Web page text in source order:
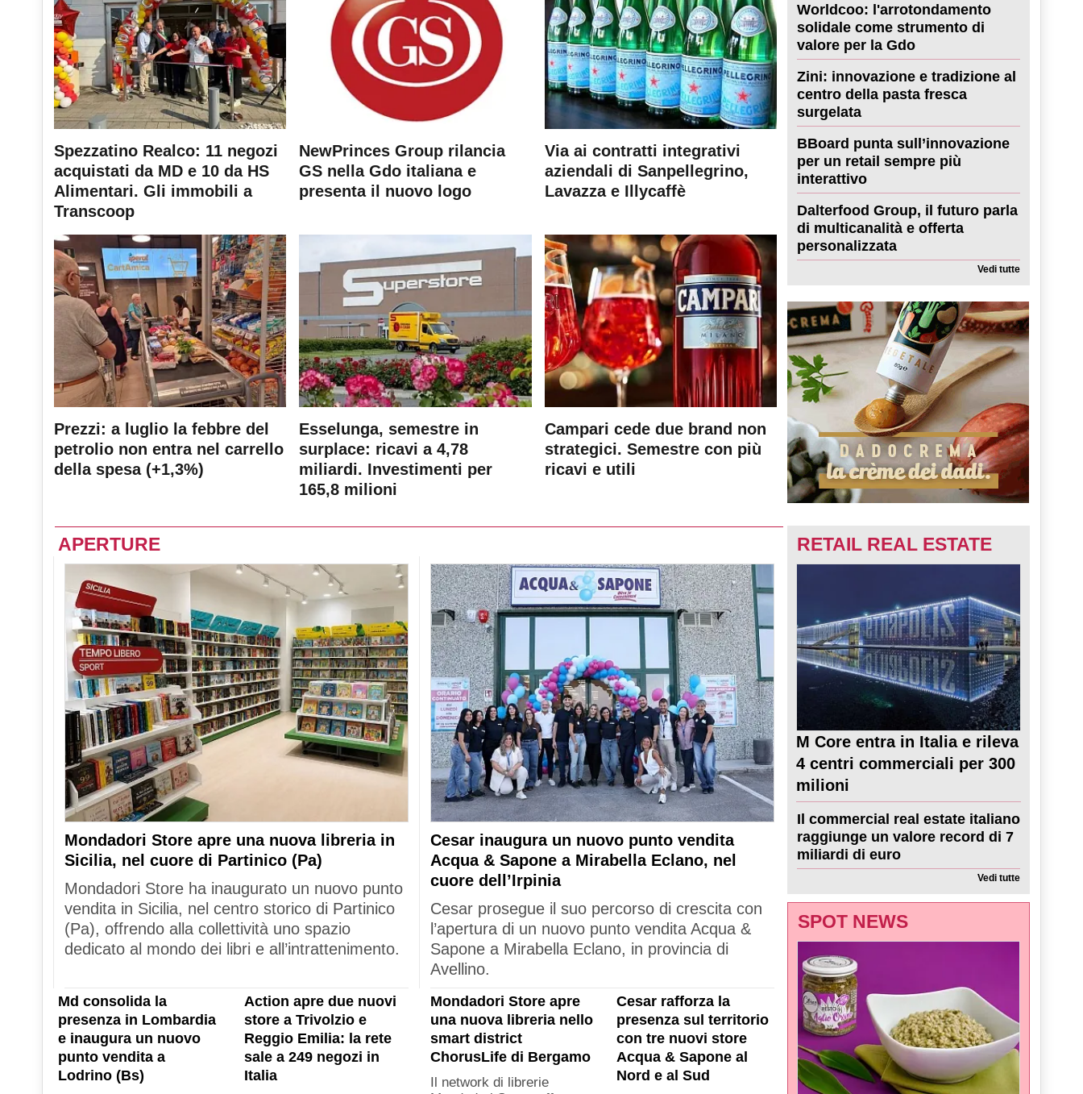
Spezzatino Realco: 11 negozi
acquistati da MD e 10 da HS
Alimentari. Gli immobili a
Transcoop
NewPrinces Group rilancia
GS nella Gdo italiana e
presenta il nuovo logo
Via ai contratti integrativi
aziendali di Sanpellegrino,
Lavazza e Illycaffè
Prezzi: a luglio la febbre del
petrolio non entra nel carrello
della spesa (+1,3%)
Esselunga, semestre in
surplace: ricavi a 4,78
miliardi. Investimenti per
165,8 milioni
Campari cede due brand non
strategici. Semestre con più
ricavi e utili
Worldcoo: l'arrotondamento
solidale come strumento di
valore per la Gdo
Zini: innovazione e tradizione al
centro della pasta fresca
surgelata
BBoard punta sull’innovazione
per un retail sempre più
interattivo
Dalterfood Group, il futuro parla
di multicanalità e offerta
personalizzata
Vedi tutte
APERTURE
Mondadori Store apre una nuova libreria in
Sicilia, nel cuore di Partinico (Pa)
Mondadori Store ha inaugurato un nuovo punto
vendita in Sicilia, nel centro storico di Partinico
(Pa), offrendo alla collettività uno spazio
dedicato al mondo dei libri e all’intrattenimento.
Cesar inaugura un nuovo punto vendita
Acqua & Sapone a Mirabella Eclano, nel
cuore dell’Irpinia
Cesar prosegue il suo percorso di crescita con
l’apertura di un nuovo punto vendita Acqua &
Sapone a Mirabella Eclano, in provincia di
Avellino.
Md consolida la
presenza in Lombardia
e inaugura un nuovo
punto vendita a
Lodrino (Bs)
Action apre due nuovi
store a Trivolzio e
Reggio Emilia: la rete
sale a 249 negozi in
Italia
Mondadori Store apre
una nuova libreria nello
smart district
ChorusLife di Bergamo
Il network di librerie
Cesar rafforza la
presenza sul territorio
con tre nuovi store
Acqua & Sapone al
Nord e al Sud
RETAIL REAL ESTATE
M Core entra in Italia e rileva
4 centri commerciali per 300
milioni
Il commercial real estate italiano
raggiunge un valore record di 7
miliardi di euro
Vedi tutte
SPOT NEWS